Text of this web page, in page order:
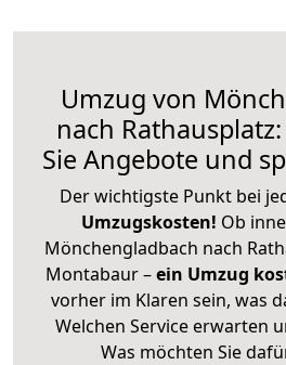
Umzug von
nach
Sie Angebote und
Der wichtigste Punkt bei
Umzugskosten! Ob
Mönchengladbach nach
Montabaur –ein Umzug
vorher im Klaren sein, was
Welchen Service erwarten
Was möchten Sie